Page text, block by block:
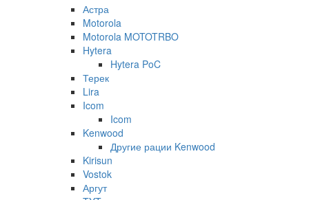
Астра
Motorola
Motorola MOTOTRBO
Hytera
Hytera PoC
Терек
Lira
Icom
Icom
Kenwood
Другие рации Kenwood
Kirisun
Vostok
Аргут